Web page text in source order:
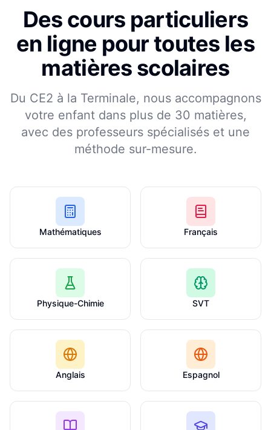
Des cours particuliers
en ligne pour toutes les
matières scolaires
Du CE2 à la Terminale, nous accompagnons
votre enfant dans plus de 30 matières,
avec des professeurs spécialisés et une
méthode sur-mesure.
Mathématiques Français
Physique-Chimie SVT
Anglais Espagnol